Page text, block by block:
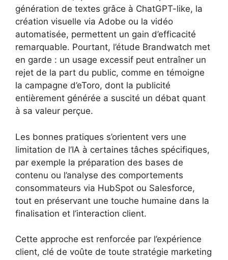
génération de textes grâce à ChatGPT-like, la
création visuelle via Adobe ou la vidéo
automatisée, permettent un gain d’efficacité
remarquable. Pourtant, l’étude Brandwatch met
en garde : un usage excessif peut entraîner un
rejet de la part du public, comme en témoigne
la campagne d’eToro, dont la publicité
entièrement générée a suscité un débat quant
à sa valeur perçue.
Les bonnes pratiques s’orientent vers une
limitation de l’IA à certaines tâches spécifiques,
par exemple la préparation des bases de
contenu ou l’analyse des comportements
consommateurs via HubSpot ou Salesforce,
tout en préservant une touche humaine dans la
finalisation et l’interaction client.
Cette approche est renforcée par l’expérience
client, clé de voûte de toute stratégie marketing